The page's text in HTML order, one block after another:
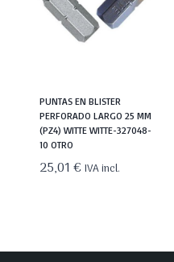
PUNTAS EN BLISTER
PERFORADO LARGO 25 MM
(PZ4) WITTE WITTE-327048-
10 OTRO
25,01€ IVA incl.